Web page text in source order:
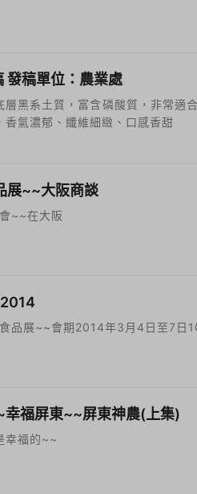
發稿單位：農業處
層黑系土質，富含磷酸質，非常適
香氣濃郁、纖維細緻、口感香甜
展~~大阪商談
~~在大阪
品展~~會期2014年3月4日至7日
幸福屏東~~屏東神農(上集)
幸福的~~